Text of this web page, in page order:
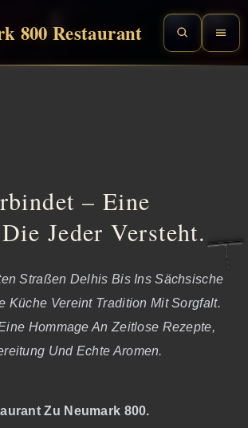
800 Restaurant
– Eine
Jeder Versteht.
Straßen Delhis Bis Ins Sächsische
Küche Vereint Tradition Mit Sorgfalt.
Hommage An Zeitlose Rezepte,
Und Echte Aromen.
Zu Neumark 800.